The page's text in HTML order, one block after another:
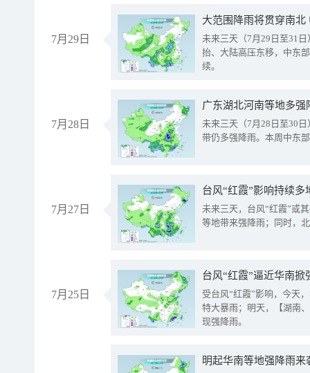
7月29日
大范围降雨将贯穿南
未来三天（7月29日至31
抬、大陆高压东移，中东
续。
7月28日
广东湖北河南等地多
未来三天（7月28日至30
带仍多强降雨。本周中东
7月27日
台风“红霞”影响持续
未来三天，台风“红霞”或
等地带来强降雨；同时，
7月25日
台风“红霞”逼近华南
受台风“红霞”影响，今天
特大暴雨；明天，【湖南
现强降雨。
明起华南等地强降雨